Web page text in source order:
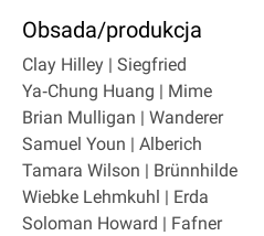
Obsada/produkcja
Clay Hilley | Siegfried
Ya‐Chung Huang | Mime
Brian Mulligan | Wanderer
Samuel Youn | Alberich
Tamara Wilson | Brünnhilde
Wiebke Lehmkuhl | Erda
Soloman Howard | Fafner